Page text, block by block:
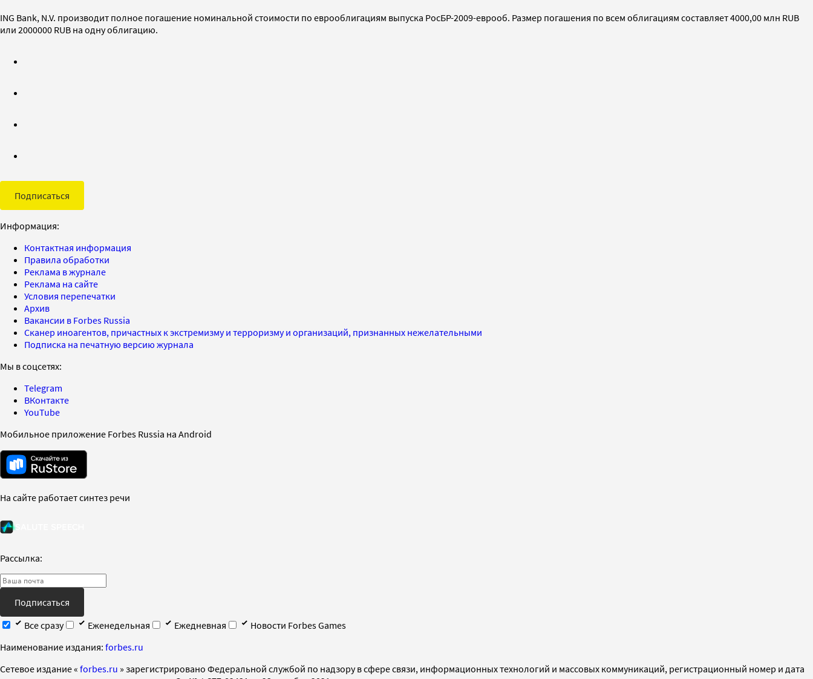
ING Bank, N.V. производит полное погашение номинальной стоимости по еврооблигациям выпуска РосБР-2009-еврооб. Размер погашения по всем облигациям составляет 4000,00 млн RUB
или 2000000 RUB на одну облигацию.
Подписаться
Информация:
Контактная информация
Правила обработки
Реклама в журнале
Реклама на сайте
Условия перепечатки
Архив
Вакансии в Forbes Russia
Сканер иноагентов, причастных к экстремизму и терроризму и организаций, признанных нежелательными
Подписка на печатную версию журнала
Мы в соцсетях:
Telegram
ВКонтакте
YouTube
Мобильное приложение Forbes Russia на Android
На сайте работает синтез речи
Рассылка:
Подписаться
Все сразу
Еженедельная Ежедневная
Новости Forbes Games
Наименование издания: forbes.ru
Cетевое издание « forbes.ru » зарегистрировано Федеральной службой по надзору в сфере связи, информационных технологий и массовых коммуникаций, регистрационный номер и дата